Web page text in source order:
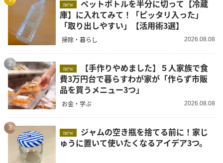
new
ペットボトルを半分に切って【冷蔵
庫】に入れてみて！「ピッタリ入った」
「取り出しやすい」【活用術3選】
掃除・暮らし 2026.08.08
2
new
費3万円台で暮らすわが家が「作らず市販
品を買うメニュー3つ」
お金・学ぶ 2026.08.08
3
new
ゅうに置いて使いたくなるアイデア3つ。